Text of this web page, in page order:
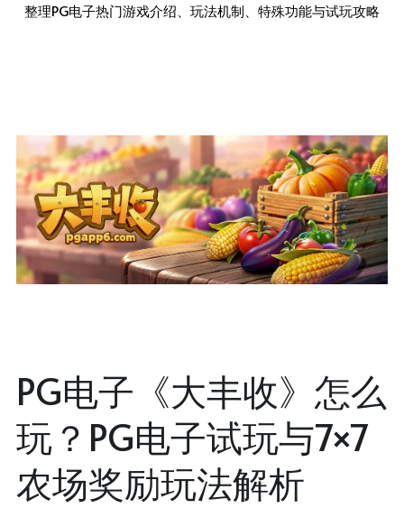
整理PG电子热门游戏介绍、玩法机制、特殊功能与试玩攻略
PG电子《大丰收》怎么
玩？PG电子试玩与7×7
农场奖励玩法解析